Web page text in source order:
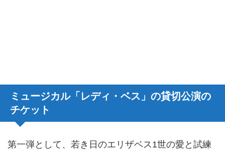
ミュージカル「レディ・ベス」の貸切公演の
チケット
第一弾として、若き日のエリザベス1世の愛と試練